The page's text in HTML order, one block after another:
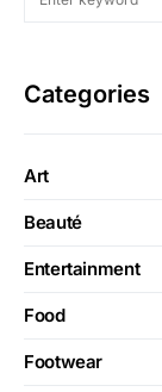
Categories
Art
Beauté
Entertainment
Food
Footwear